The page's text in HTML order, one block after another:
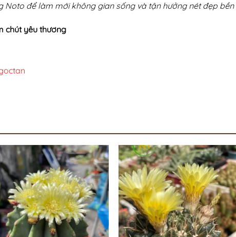
để làm mới không gian sống và tận hưởng nét đẹp
chút yêu thương